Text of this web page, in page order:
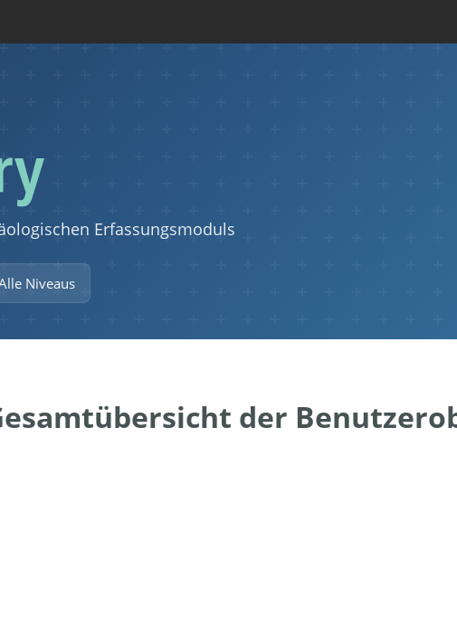
Erfassungsmoduls
Niveaus
der